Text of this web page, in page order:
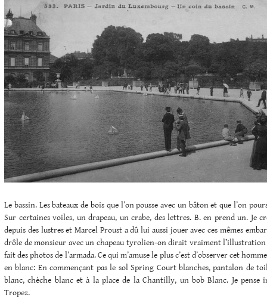
Le bassin. Les bateaux de bois que l’on pousse avec un bâton et que l’on
Sur certaines voiles, un drapeau, un crabe, des lettres. B. en prend un. Je
depuis des lustres et Marcel Proust a dû lui aussi jouer avec ces mêmes
drôle de monsieur avec un chapeau tyrolien-on dirait vraiment l’illustration
fait des photos de l’armada. Ce qui m’amuse le plus c’est d’observer cet
en blanc: En commençant pas le sol Spring Court blanches, pantalon de
blanc, chèche blanc et à la place de la Chantilly, un bob Blanc. Je pense
Tropez.